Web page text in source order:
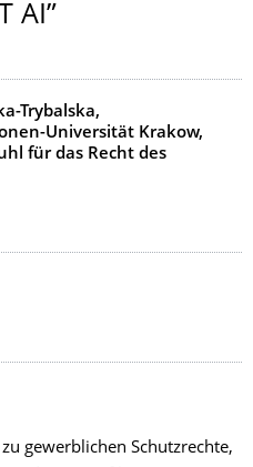
AI”
Trybalska,
Universität Krakow,
für das Recht des
gewerblichen Schutzrechte,